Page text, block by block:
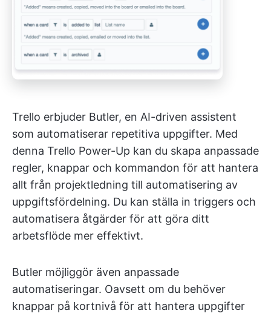
Trello erbjuder Butler, en AI-driven assistent
som automatiserar repetitiva uppgifter. Med
denna Trello Power-Up kan du skapa anpassade
regler, knappar och kommandon för att hantera
allt från projektledning till automatisering av
uppgiftsfördelning. Du kan ställa in triggers och
automatisera åtgärder för att göra ditt
arbetsflöde mer effektivt.
Butler möjliggör även anpassade
automatiseringar. Oavsett om du behöver
knappar på kortnivå för att hantera uppgifter